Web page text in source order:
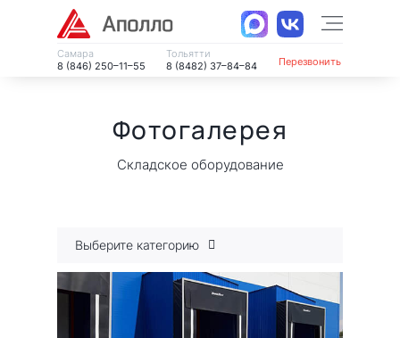
Самара
8 (846) 250–11–55
Тольятти
8 (8482) 37–84–84
Перезвонить
Фотогалерея
Складское оборудование
Выберите категорию